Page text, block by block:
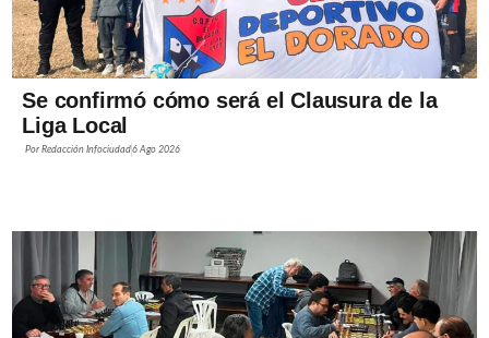
Se confirmó cómo será el Clausura de la
Liga Local
PorRedacción Infociudad6 Ago 2026